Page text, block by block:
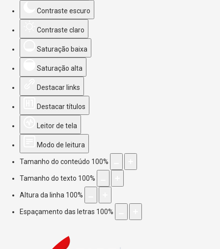
Contraste escuro
Contraste claro
Saturação baixa
Saturação alta
Destacar links
Destacar títulos
Leitor de tela
Modo de leitura
Tamanho do conteúdo 100%
Tamanho do texto 100%
Altura da linha 100%
Espaçamento das letras 100%